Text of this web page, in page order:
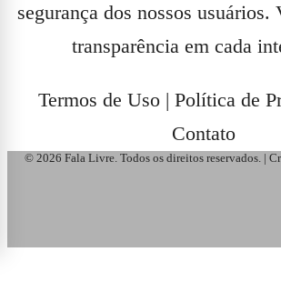
segurança dos nossos usuários.
transparência em cada
Termos de Uso | Política de
Contato
© 2026 Fala Livre. Todos os direitos reservados. |